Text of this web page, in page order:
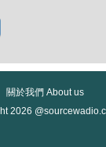
關於我們 About us
2026